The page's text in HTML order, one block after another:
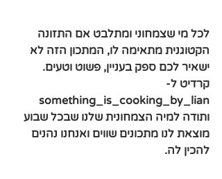
לכל מי שצמחוני ומתלבט אם התזונה
הקטוגנית מתאימה לו, המתכון הזה לא
ישאיר לכם ספק בעניין, פשוט וטעים.
קרדיט ל-
something_is_cooking_by_lian
ותודה למיה הצמחונית שלנו שבכל שבוע
מוצאת לנו מתכונים שווים ואנחנו נהנים
להכין לה.